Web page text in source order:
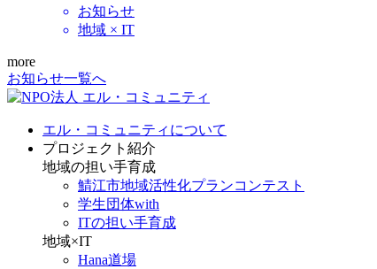
お知らせ
地域 × IT
more
お知らせ一覧へ
エル・コミュニティについて
プロジェクト紹介
地域の担い手育成
鯖江市地域活性化プランコンテスト
学生団体with
ITの担い手育成
地域×IT
Hana道場